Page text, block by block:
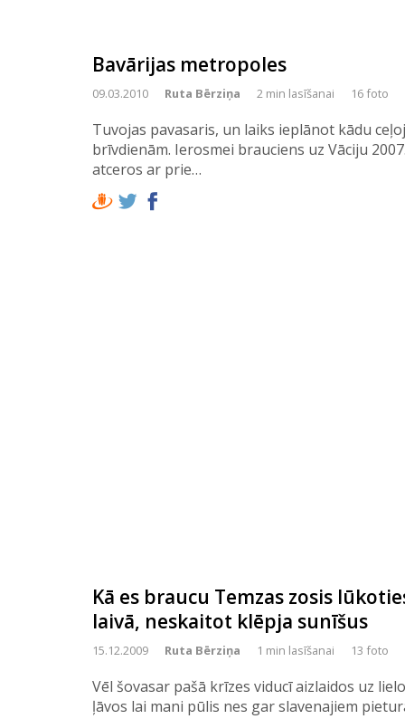
Bavārijas metropoles
09.03.2010 Ruta Bērziņa 2 min lasīšanai 16 foto
Tuvojas pavasaris, un laiks ieplānot kādu
brīvdienām. Ierosmei brauciens uz Vāciju
atceros ar prie…
Kā es braucu Temzas zosis
laivā, neskaitot klēpja sunīšus
15.12.2009 Ruta Bērziņa 1 min lasīšanai 13 foto
Vēl šovasar pašā krīzes viducī aizlaidos uz
ļāvos lai mani pūlis nes gar slavenajiem